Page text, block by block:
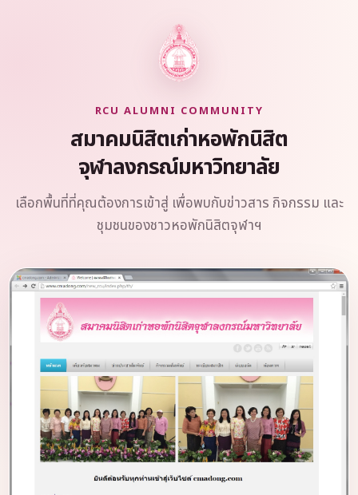
RCU ALUMNI COMMUNITY
สมาคมนิสิตเก่าหอพักนิสิต
จุฬาลงกรณ์มหาวิทยาลัย
เลือกพื้นที่ที่คุณต้องการเข้าสู่ เพื่อพบกับข่าวสาร กิจกรรม และ
ชุมชนของชาวหอพักนิสิตจุฬาฯ